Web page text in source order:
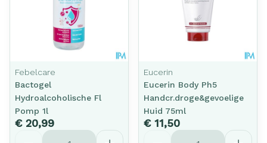
Febelcare
Bactogel
Hydroalcoholische Fl
Pomp 1l
€ 20,99
Aantal
Eucerin
Eucerin Body Ph5
Handcr.droge&gevoelige
Huid 75ml
€ 11,50
Aantal